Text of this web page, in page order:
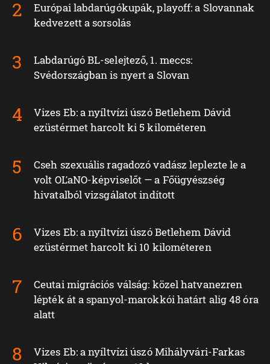
Európai labdarúgókupák, playoff: a Slovannak
kedvezett a sorsolás
Labdarúgó BL-selejtező, 1. meccs:
Svédországban is nyert a Slovan
Vizes Eb: a nyíltvízi úszó Betlehem Dávid
ezüstérmet harcolt ki 5 kilométeren
Cseh szexuális ragadozó vadász leplezte le a
volt OĽaNO-képviselőt — a Főügyészség
hivatalból vizsgálatot indított
Vizes Eb: a nyíltvízi úszó Betlehem Dávid
ezüstérmet harcolt ki 10 kilométeren
Ceutai migrációs válság: közel hatvanezren
lépték át a spanyol-marokkói határt alig 48 óra
alatt
Vizes Eb: a nyíltvízi úszó Mihályvári-Farkas